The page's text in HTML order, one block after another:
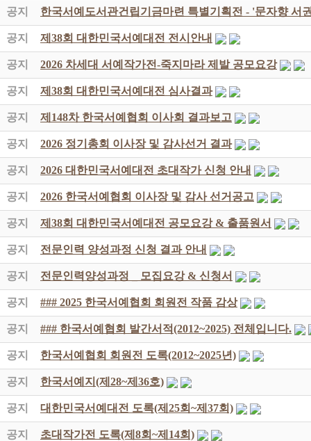
공지 한국서예도서관건립기금마련 특별기획전 - '문자향 서
공지 제38회 대한민국서예대전 전시안내
공지 2026 차세대 서예작가전-죽지마라 제발 공모요강
공지 제38회 대한민국서예대전 심사결과
공지 제148차 한국서예협회 이사회 결과보고
공지 2026 정기총회 이사장 및 감사선거 결과
공지 2026 대한민국서예대전 초대작가 신청 안내
공지 2026 한국서예협회 이사장 및 감사 선거공고
공지 제38회 대한민국서예대전 공모요강 & 출품원서
공지 전문인력 양성과정 신청 결과 안내
공지 전문인력양성과정 _ 모집요강 & 신청서
공지 ### 2025 한국서예협회 회원전 작품 감상
공지 ### 한국서예협회 발간서적(2012~2025) 전체입니다.
공지 한국서예협회 회원전 도록(2012~2025년)
공지 한국서예지(제28~제36호)
공지 대한민국서예대전 도록(제25회~제37회)
공지 초대작가전 도록(제8회~제14회)